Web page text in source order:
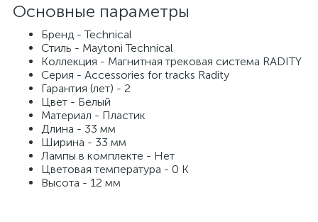
Основные параметры
Бренд - Technical
Стиль - Maytoni Technical
Коллекция - Магнитная трековая система RADITY
Серия - Accessories for tracks Radity
Гарантия (лет) - 2
Цвет - Белый
Материал - Пластик
Длина - 33 мм
Ширина - 33 мм
Лампы в комплекте - Нет
Цветовая температура - 0 K
Высота - 12 мм